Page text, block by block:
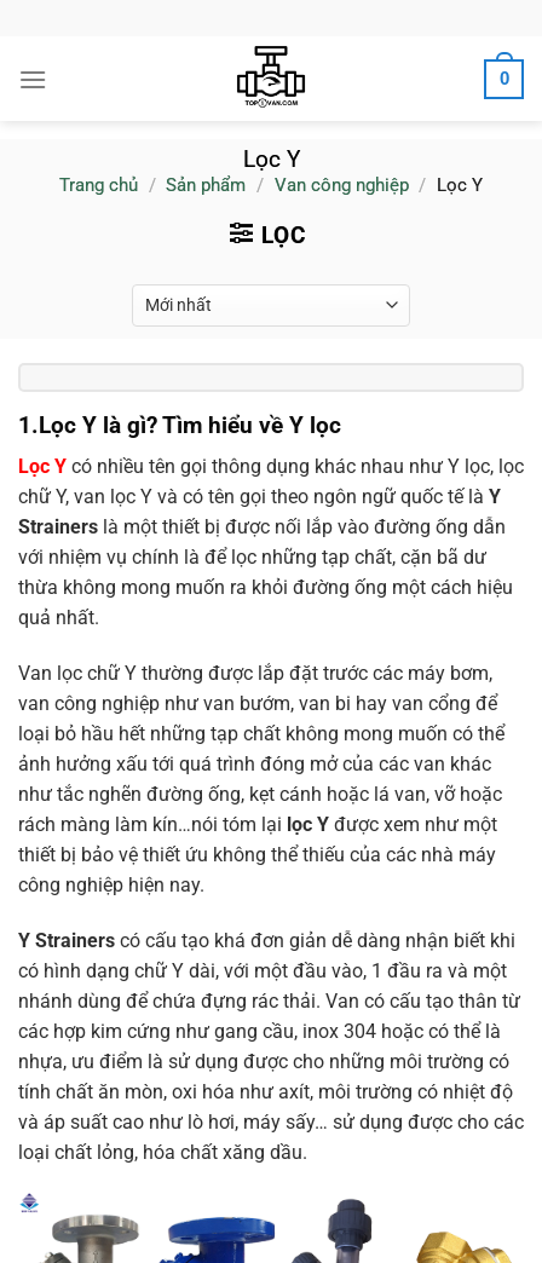
nội
0
Lọc Y
Trang chủ / Sản phẩm / Van công nghiệp / Lọc Y
LỌC
1.Lọc Y là gì? Tìm hiểu về Y lọc
Lọc Y có nhiều tên gọi thông dụng khác nhau như Y lọc, lọc
chữ Y, van lọc Y và có tên gọi theo ngôn ngữ quốc tế là Y
Strainers là một thiết bị được nối lắp vào đường ống dẫn
với nhiệm vụ chính là để lọc những tạp chất, cặn bã dư
thừa không mong muốn ra khỏi đường ống một cách hiệu
quả nhất.
Van lọc chữ Y thường được lắp đặt trước các máy bơm,
van công nghiệp như van bướm, van bi hay van cổng để
loại bỏ hầu hết những tạp chất không mong muốn có thể
ảnh hưởng xấu tới quá trình đóng mở của các van khác
như tắc nghẽn đường ống, kẹt cánh hoặc lá van, vỡ hoặc
rách màng làm kín…nói tóm lại lọc Y được xem như một
thiết bị bảo vệ thiết ứu không thể thiếu của các nhà máy
công nghiệp hiện nay.
Y Strainers có cấu tạo khá đơn giản dễ dàng nhận biết khi
có hình dạng chữ Y dài, với một đầu vào, 1 đầu ra và một
nhánh dùng để chứa đựng rác thải. Van có cấu tạo thân từ
các hợp kim cứng như gang cầu, inox 304 hoặc có thể là
nhựa, ưu điểm là sử dụng được cho những môi trường có
tính chất ăn mòn, oxi hóa như axít, môi trường có nhiệt độ
và áp suất cao như lò hơi, máy sấy… sử dụng được cho các
loại chất lỏng, hóa chất xăng dầu.